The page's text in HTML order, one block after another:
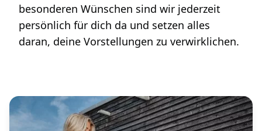
besonderen Wünschen sind wir jederzeit
persönlich für dich da und setzen alles
daran, deine Vorstellungen zu verwirklichen.